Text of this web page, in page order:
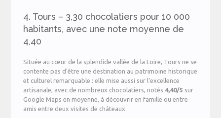
4. Tours – 3,30 chocolatiers pour 10 000
habitants, avec une note moyenne de
4,40
Située au cœur de la splendide vallée de la Loire, Tours ne se
contente pas d’être une destination au patrimoine historique
et culturel remarquable : elle mise aussi sur l’excellence
artisanale, avec de nombreux chocolatiers, notés 4,40/5 sur
Google Maps en moyenne, à découvrir en famille ou entre
amis entre deux visites de châteaux.